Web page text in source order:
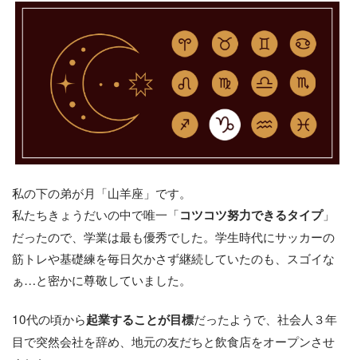
私の下の弟が月「山羊座」です。
私たちきょうだいの中で唯一「コツコツ努力できるタイプ」
だったので、学業は最も優秀でした。学生時代にサッカーの
筋トレや基礎練を毎日欠かさず継続していたのも、スゴイな
ぁ…と密かに尊敬していました。
10代の頃から起業することが目標だったようで、社会人３年
目で突然会社を辞め、地元の友だちと飲食店をオープンさせ